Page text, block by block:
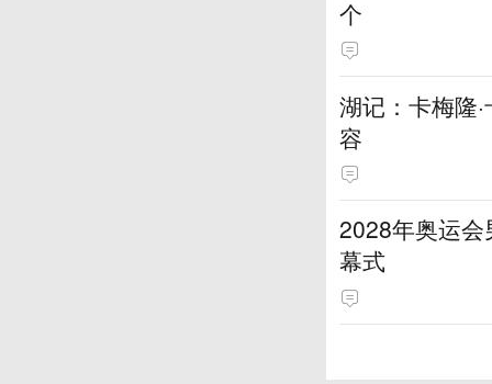
个
湖记：卡梅隆
容
2028年奥运
幕式